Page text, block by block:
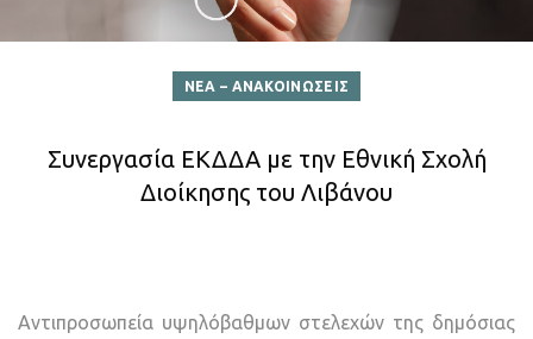
ΝΕΑ – ΑΝΑΚΟΙΝΩΣΕΙΣ
Συνεργασία ΕΚΔΔΑ με την Εθνική Σχολή
Διοίκησης του Λιβάνου
Αντιπροσωπεία υψηλόβαθμων στελεχών της δημόσιας